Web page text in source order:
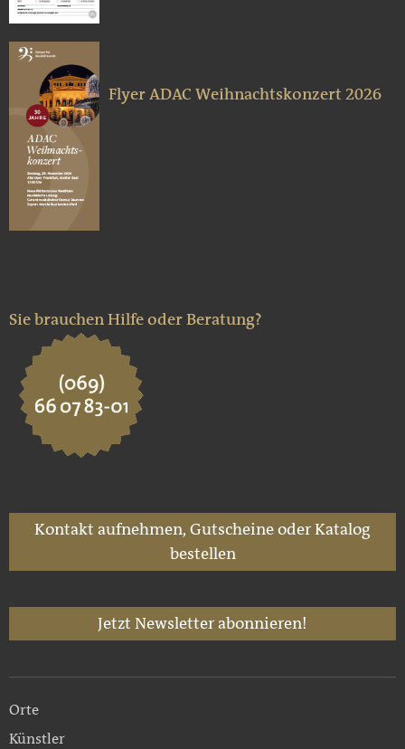
Flyer ADAC Weihnachtskonzert 2026
Sie brauchen Hilfe oder Beratung?
Kontakt aufnehmen, Gutscheine oder Katalog
bestellen
Jetzt Newsletter abonnieren!
Orte
Künstler